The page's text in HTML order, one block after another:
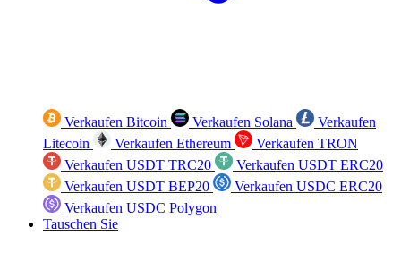
Verkaufen Bitcoin Verkaufen Solana
Verkaufen
Litecoin
Verkaufen Ethereum
Verkaufen TRON
Verkaufen USDT TRC20
Verkaufen USDT ERC20
Verkaufen USDT BEP20
Verkaufen USDC ERC20
Verkaufen USDC Polygon
Tauschen Sie